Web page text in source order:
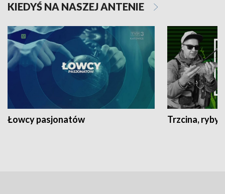
KIEDYŚ NA NASZEJ ANTENIE
Łowcy pasjonatów Trzcina, ryby